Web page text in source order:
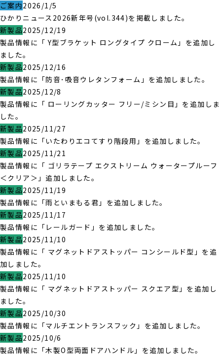
ご案内2026/1/5
ひかりニュース2026新年号(vol.344)を掲載しました。
新製品2025/12/19
製品情報に「 Y型ブラケット ロングタイプ クローム」を追加し
ました。
新製品2025/12/16
製品情報に「防音･吸音ウレタンフォーム」を追加しました。
新製品2025/12/8
製品情報に「 ローリングカッター フリー/ミシン目」を追加しま
した。
新製品2025/11/27
製品情報に「いたわりエコてすり階段用」を追加しました。
新製品2025/11/21
製品情報に「 ゴリラテープ エクストリーム ウォータープルーフ
＜クリア＞」追加しました。
新製品2025/11/19
製品情報に「雨といまもる君」を追加しました。
新製品2025/11/17
製品情報に「レールガード」を追加しました。
新製品2025/11/10
製品情報に「 マグネットドアストッパー コンシールド型」を追
加しました。
新製品2025/11/10
製品情報に「 マグネットドアストッパー スクエア型」を追加し
ました。
新製品2025/10/30
製品情報に「マルチエントランスフック」を追加しました。
新製品2025/10/6
製品情報に「木製O型両面ドアハンドル」を追加しました。